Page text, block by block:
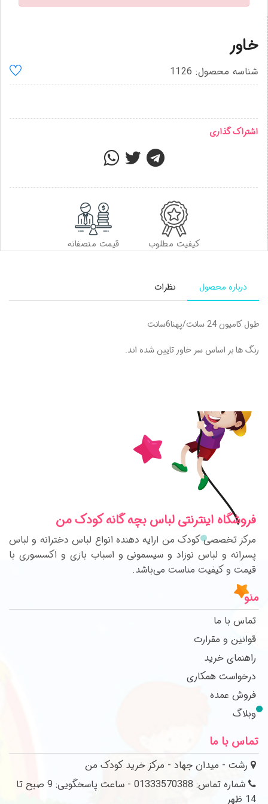
خاور
شناسه محصول: 1126
اشتراک گذاری
قیمت منصفانه کیفیت مطلوب
درباره محصول نظرات
طول کامیون 24 سانت/پهنا6سانت
رنگ ها بر اساس سر خاور تایین شده اند.
فروشگاه اینترنتی لباس بچه گانه کودک من
مرکز تخصصی کودک من ارایه دهنده انواع لباس دخترانه و لباس
پسرانه و لباس نوزاد و سیسمونی و اسباب بازی و اکسسوری با
قیمت و کیفیت مناست می‌باشد.
منو
تماس با ما
قوانین و مقرارت
راهنمای خرید
درخواست همکاری
فروش عمده
وبلاگ
تماس با ما
رشت - میدان جهاد - مرکز خرید کودک من
شماره تماس: 01333570388 - ساعت پاسخگویی: 9 صبح تا
14 ظهر